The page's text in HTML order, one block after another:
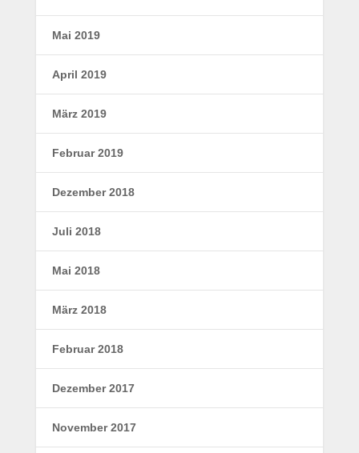
Mai 2019
April 2019
März 2019
Februar 2019
Dezember 2018
Juli 2018
Mai 2018
März 2018
Februar 2018
Dezember 2017
November 2017